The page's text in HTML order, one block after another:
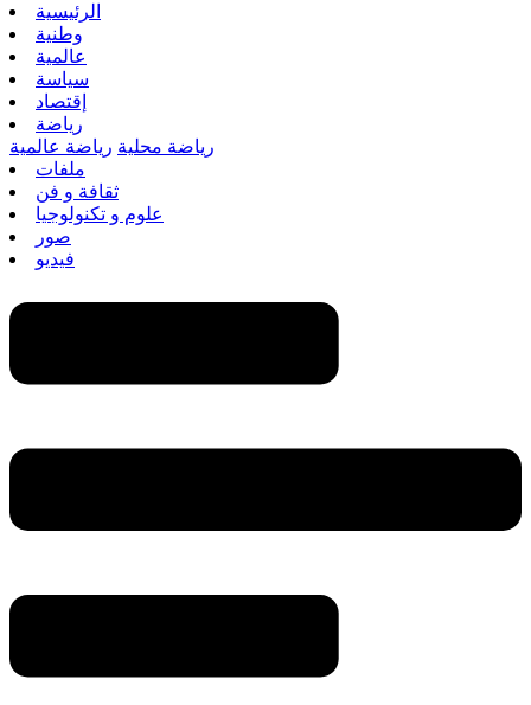
الرئيسية
وطنية
عالمية
سياسة
إقتصاد
رياضة
رياضة محلية رياضة عالمية
ملفات
ثقافة و فن
علوم و تكنولوجيا
صور
فيديو